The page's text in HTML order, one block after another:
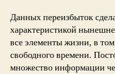
Данных переизбыток
характеристикой
все элементы жизни, в
свободного времени.
множество информации